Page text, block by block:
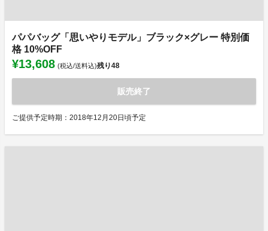
パパバッグ「思いやりモデル」ブラック×グレー 特別価
格 10%OFF
¥13,608 (税込/送料込)残り48
販売終了
ご提供予定時期：2018年12月20日頃予定